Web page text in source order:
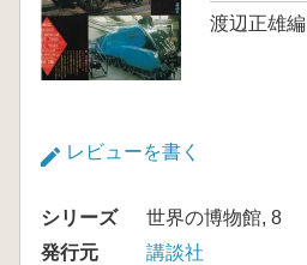
渡辺正雄編
レビューを書く
シリーズ
世界の博物館, 8
発行元
講談社